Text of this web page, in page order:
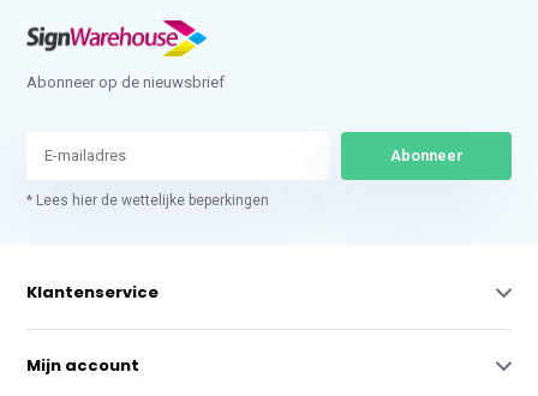
Abonneer op de nieuwsbrief
Abonneer
* Lees hier de wettelijke beperkingen
Klantenservice
Mijn account